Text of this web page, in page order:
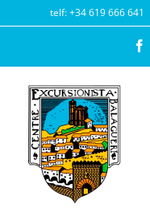
content
telf: +34 619 666 641